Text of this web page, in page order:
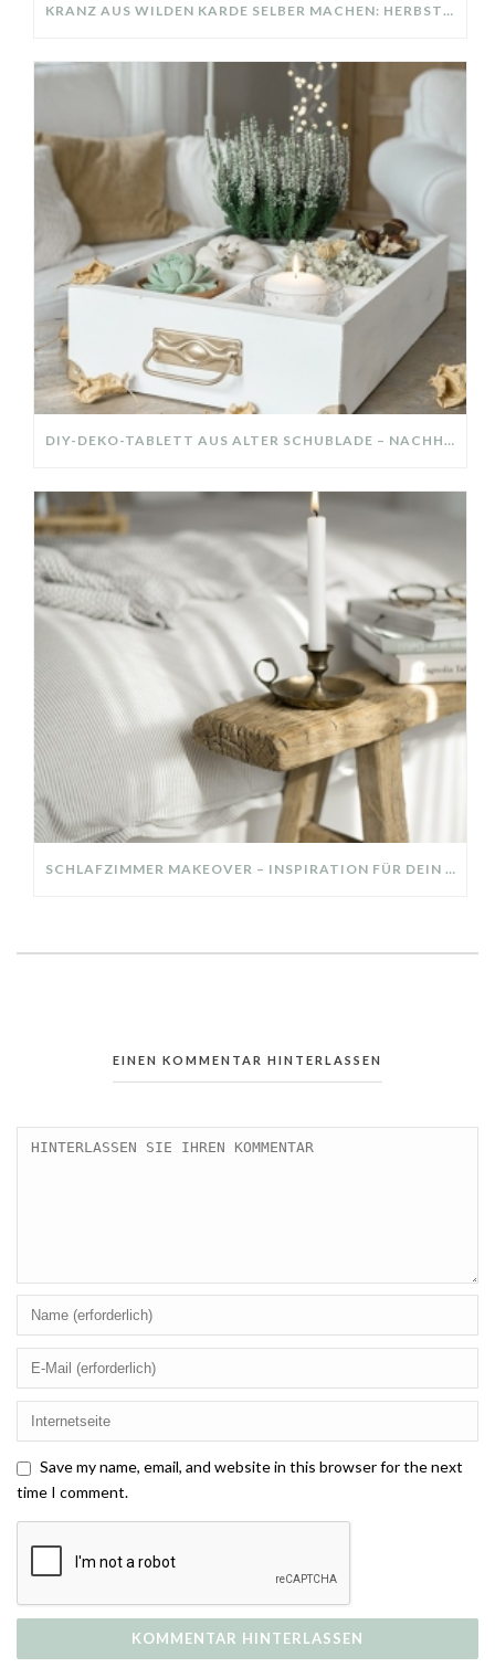
KRANZ AUS WILDEN KARDE SELBER MACHEN: HERBSTDEKO GANZ EINFACH
DIY-DEKO-TABLETT AUS ALTER SCHUBLADE – NACHHALTIGE HERBSTDEKO SELBER MACHEN!
SCHLAFZIMMER MAKEOVER – INSPIRATION FÜR DEIN SCHLAFZIMMER: AUS ALT MACH NEU – HELL, GEMÜTLICH UND EINLADEND
EINEN KOMMENTAR HINTERLASSEN
Save my name, email, and website in this browser for the next
time I comment.